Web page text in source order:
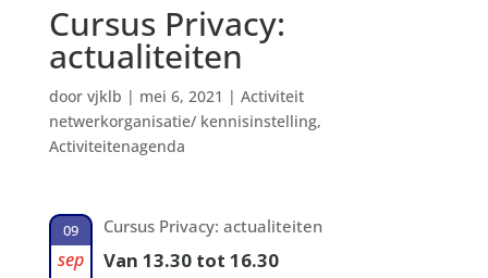
Cursus Privacy:
actualiteiten
door vjklb | mei 6, 2021 | Activiteit
netwerkorganisatie/ kennisinstelling,
Activiteitenagenda
09
sep
Cursus Privacy: actualiteiten
Van 13.30 tot 16.30